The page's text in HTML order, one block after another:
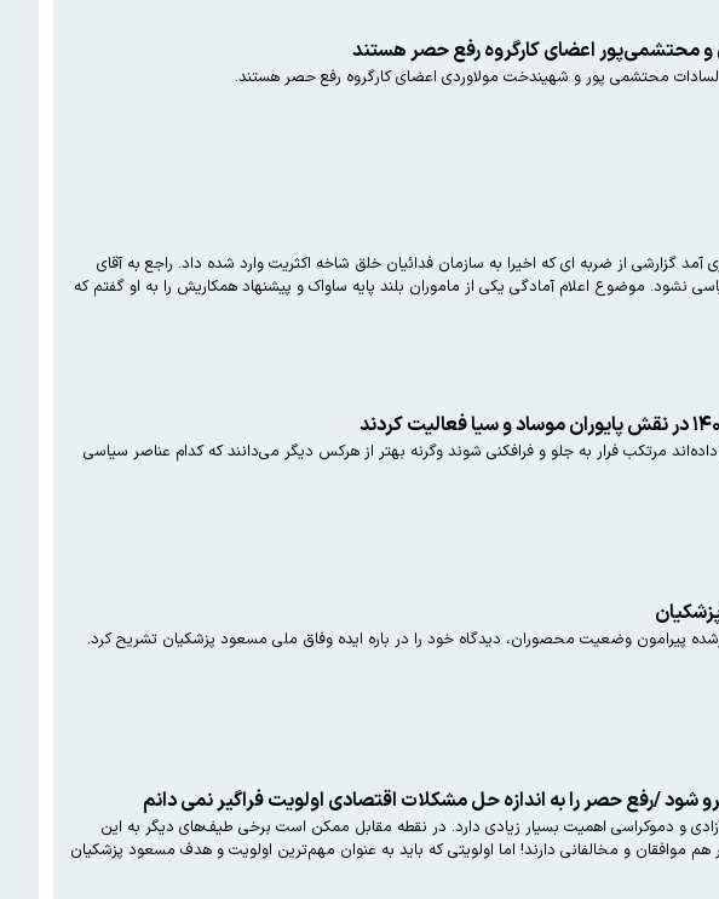
محتشمی‌پور اعضای کارگروه رفع حصر هستند
محتشمی پور و شهیندخت مولاوردی اعضای کارگروه رفع حصر هستند.
پیش در چنین روزی شنبه، ۱ دی ۱۳۶۳ نوشت: آقای ری شهری آمد گزارشی از ضربه ای که اخیرا به سازمان فدائیان خلق شاخه اکثریت وارد شده داد. راجع به آقای
موضوع اعلام آمادگی یکی از ماموران بلند پایه ساواک و پیشنهاد همکاریش را به او گفتم که
مرتکب فرار به جلو و فرافکنی شوند وگرنه بهتر از هرکس دیگر می‌دانند که کدام عناصر سیاسی
پیرامون وضعیت محصوران، دیدگاه خود را در باره ایده وفاق ملی مسعود پزشکیان تشریح کرد.
/رفع حصر را به اندازه حل مشکلات اقتصادی اولویت فراگیر نمی دانم
و دموکراسی اهمیت بسیار زیادی دارد. در نقطه مقابل ممکن است برخی طیف‌های دیگر به این
موافقان و مخالفانی دارند! اما اولویتی که باید به عنوان مهم‌ترین اولویت و هدف مسعود پزشکیان